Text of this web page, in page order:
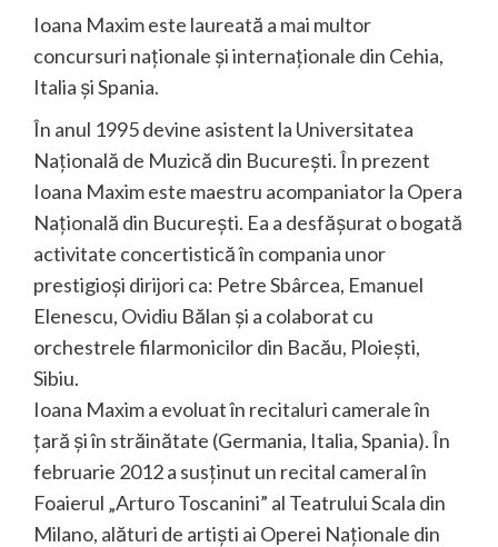
Ioana Maxim este laureată a mai multor
concursuri naționale și internaționale din Cehia,
Italia și Spania.
În anul 1995 devine asistent la Universitatea
Națională de Muzică din București. În prezent
Ioana Maxim este maestru acompaniator la Opera
Națională din București. Ea a desfășurat o bogată
activitate concertistică în compania unor
prestigioși dirijori ca: Petre Sbârcea, Emanuel
Elenescu, Ovidiu Bălan și a colaborat cu
orchestrele filarmonicilor din Bacău, Ploiești,
Sibiu.
Ioana Maxim a evoluat în recitaluri camerale în
țară și în străinătate (Germania, Italia, Spania). În
februarie 2012 a susținut un recital cameral în
Foaierul „Arturo Toscanini” al Teatrului Scala din
Milano, alături de artiști ai Operei Naționale din